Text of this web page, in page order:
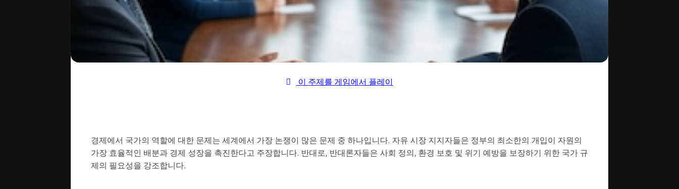
이 주제를 게임에서 플레이
경제에서 국가의 역할에 대한 문제는 세계에서 가장 논쟁이 많은 문제 중 하나입니다. 자유 시장 지지자들은 정부의 최소한의 개입이 자원의
가장 효율적인 배분과 경제 성장을 촉진한다고 주장합니다. 반대로, 반대론자들은 사회 정의, 환경 보호 및 위기 예방을 보장하기 위한 국가 규
제의 필요성을 강조합니다.